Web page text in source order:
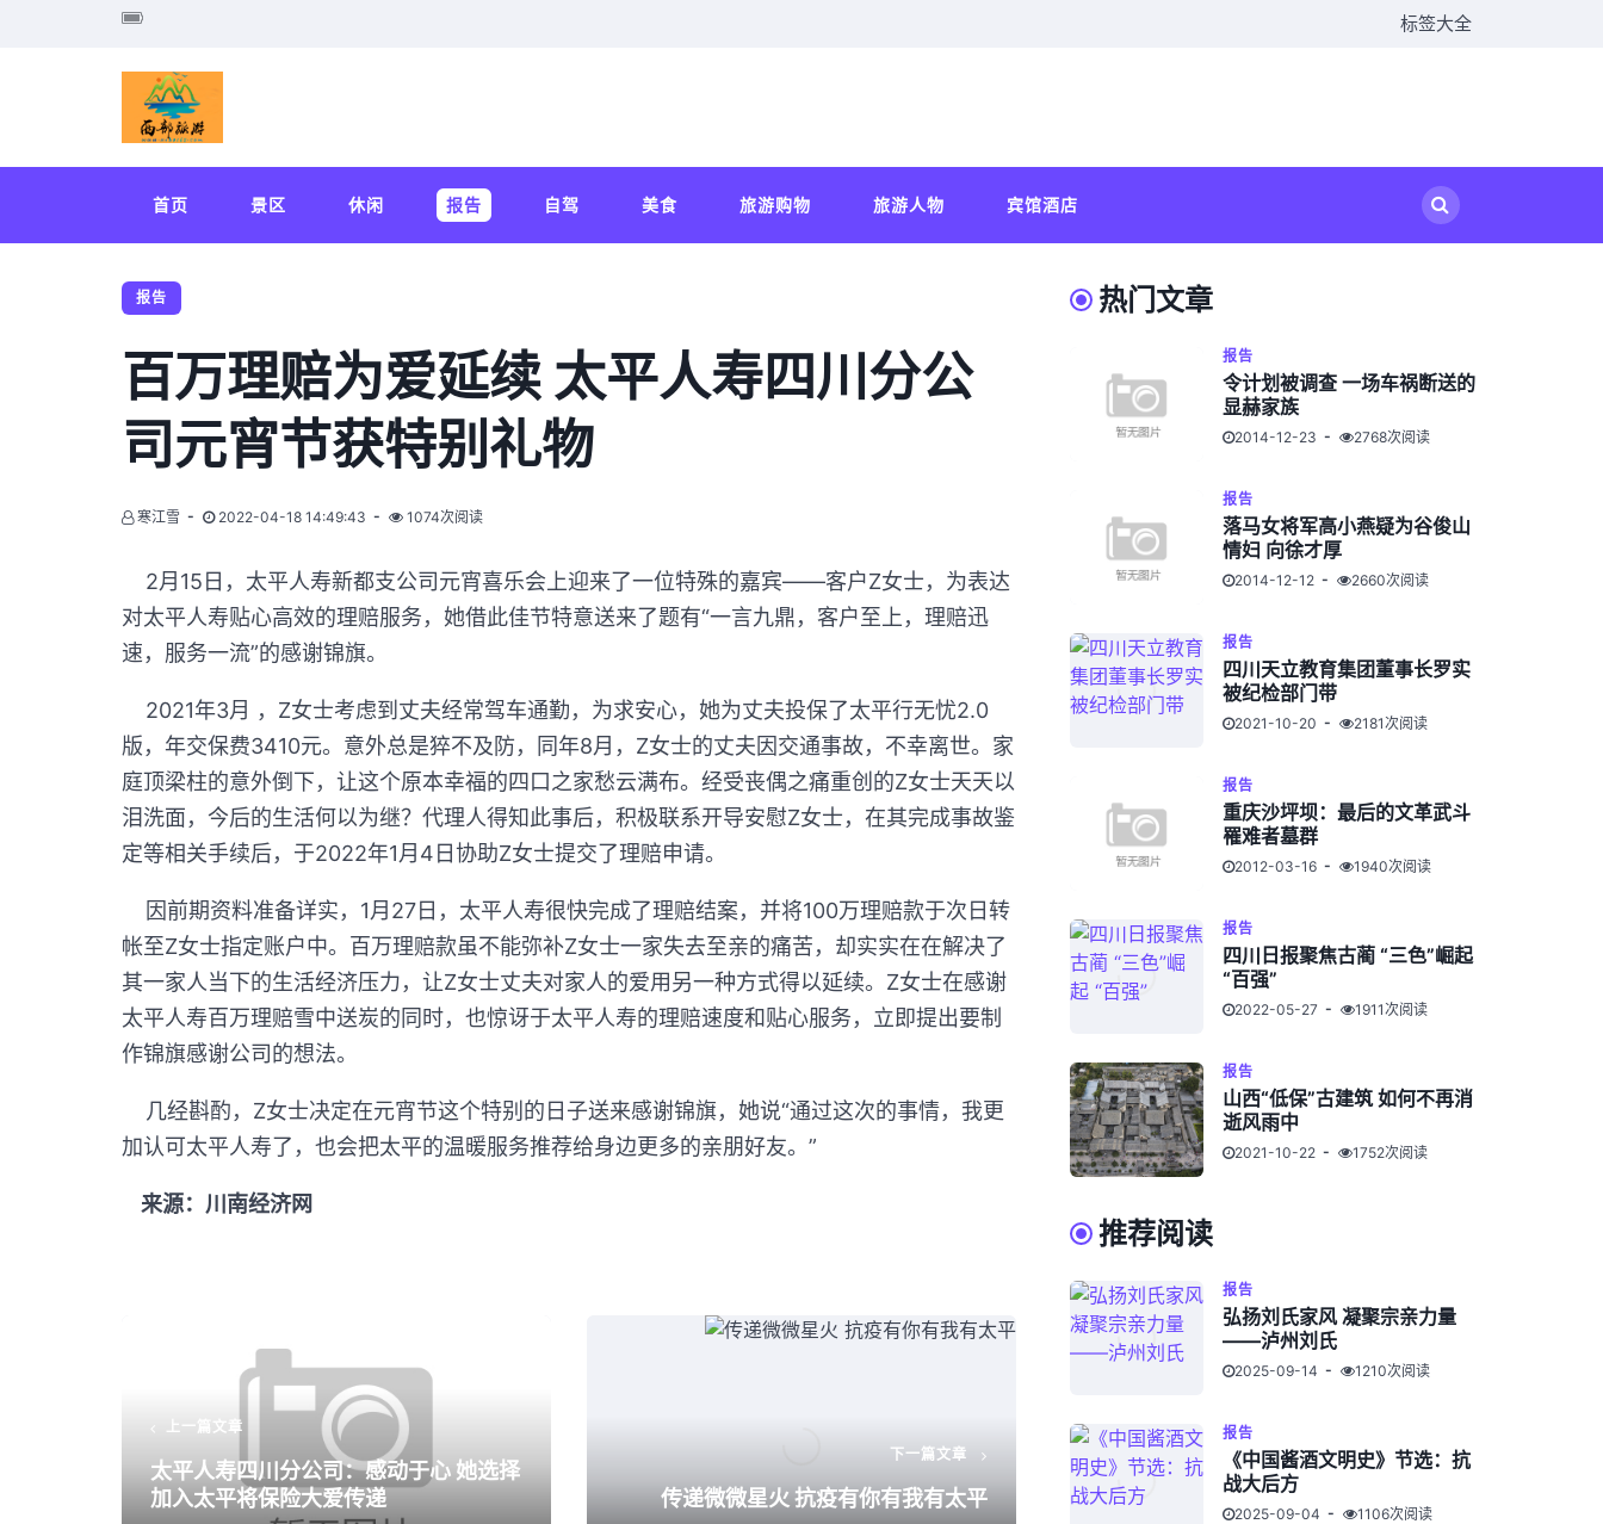
标签大全
首页 景区 休闲 报告 自驾 美食 旅游购物 旅游人物 宾馆酒店
报告
百万理赔为爱延续 太平人寿四川分公
司元宵节获特别礼物
寒江雪 2022-04-18 14:49:43 1074次阅读
2月15日，太平人寿新都支公司元宵喜乐会上迎来了一位特殊的嘉宾——客户Z女士，为表达
对太平人寿贴心高效的理赔服务，她借此佳节特意送来了题有“一言九鼎，客户至上，理赔迅
速，服务一流”的感谢锦旗。
2021年3月 ，Z女士考虑到丈夫经常驾车通勤，为求安心，她为丈夫投保了太平行无忧2.0
版，年交保费3410元。意外总是猝不及防，同年8月，Z女士的丈夫因交通事故，不幸离世。家
庭顶梁柱的意外倒下，让这个原本幸福的四口之家愁云满布。经受丧偶之痛重创的Z女士天天以
泪洗面，今后的生活何以为继？代理人得知此事后，积极联系开导安慰Z女士，在其完成事故鉴
定等相关手续后，于2022年1月4日协助Z女士提交了理赔申请。
因前期资料准备详实，1月27日，太平人寿很快完成了理赔结案，并将100万理赔款于次 日转
帐至Z女士指定账户中。百万理赔款虽不能弥补Z女士一家失去至亲的痛苦，却实实在在解决了
其一家人当下的生活经济压力，让Z女士丈夫对家人的爱用另一种方式得以延续。Z女士在感谢
太平人寿百万理赔雪中送炭的同时，也惊讶于太平人寿的理赔速度和贴心服务，立即提出要制
作锦旗感谢公司的想法。
几经斟酌，Z女士决定在元宵节这个特别的日子送来感谢锦旗，她说“通过这次的事情，我更
加认可太平人寿了，也会把太平的温暖服务推荐给身边更多的亲朋好友。”
来源：川南经济网
上一篇文章
太平人寿四川分公司：感动于心 她选择
加入太平将保险大爱传递
下一篇文章
传递微微星火 抗疫有你有我有太平
热门文章
报告
令计划被调查 一场车祸断送的
显赫家族
2014-12-23 2768次阅读
报告
落马女将军高小燕疑为谷俊山
情妇 向徐才厚
2014-12-12 2660次阅读
报告
四川天立教育集团董事长罗实
被纪检部门带
2021-10-20 2181次阅读
报告
重庆沙坪坝：最后的文革武斗
罹难者墓群
2012-03-16 1940次阅读
报告
四川日报聚焦古蔺 “三色”崛起
“百强”
2022-05-27 1911次阅读
报告
山西“低保”古建筑 如何不再消
逝风雨中
2021-10-22 1752次阅读
推荐阅读
报告
弘扬刘氏家风 凝聚宗亲力量
——泸州刘氏
2025-09-14 1210次阅读
报告
《中国酱酒文明史》节选：抗
战大后方
2025-09-04 1106次阅读